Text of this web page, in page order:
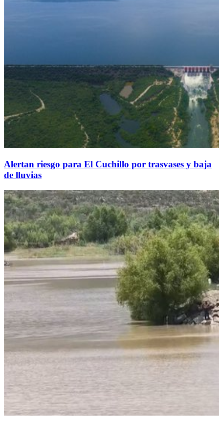
Alertan riesgo para El Cuchillo por trasvases y baja
de lluvias